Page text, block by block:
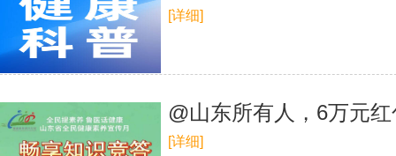
[详细]
@山东所有人，6万元
[详细]